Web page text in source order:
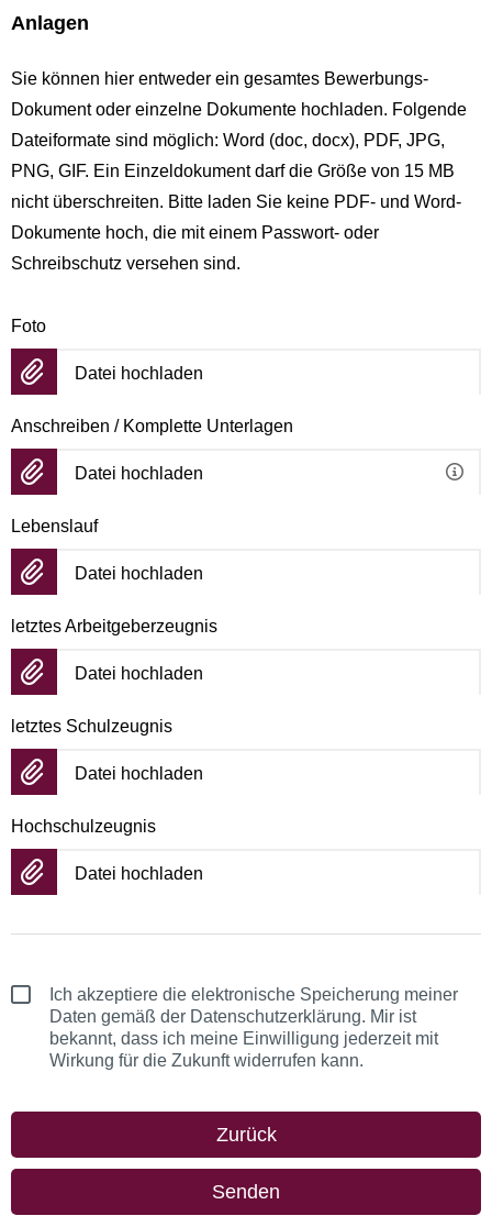
Anlagen
Sie können hier entweder ein gesamtes Bewerbungs-
Dokument oder einzelne Dokumente hochladen. Folgende
Dateiformate sind möglich: Word (doc, docx), PDF, JPG,
PNG, GIF. Ein Einzeldokument darf die Größe von 15 MB
nicht überschreiten. Bitte laden Sie keine PDF- und Word-
Dokumente hoch, die mit einem Passwort- oder
Schreibschutz versehen sind.
Foto
Datei hochladen
Anschreiben / Komplette Unterlagen
Datei hochladen
Lebenslauf
Datei hochladen
letztes Arbeitgeberzeugnis
Datei hochladen
letztes Schulzeugnis
Datei hochladen
Hochschulzeugnis
Datei hochladen
Ich akzeptiere die elektronische Speicherung meiner
Daten gemäß der Datenschutzerklärung. Mir ist
bekannt, dass ich meine Einwilligung jederzeit mit
Wirkung für die Zukunft widerrufen kann.
Zurück
Senden